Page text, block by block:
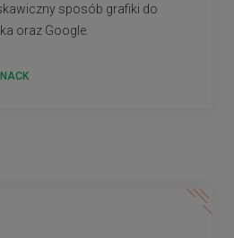
sposób grafiki do
oraz Google.